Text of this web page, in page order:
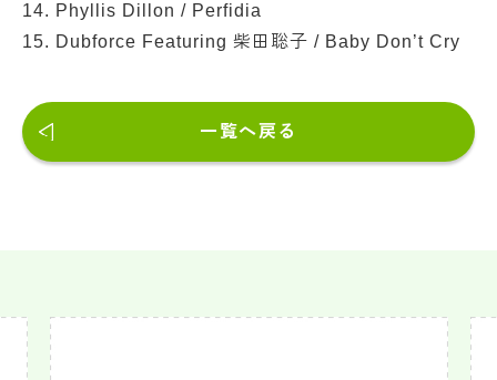
14. Phyllis Dillon / Perfidia
15. Dubforce Featuring 柴田聡子 / Baby Don’t Cry
一覧へ戻る